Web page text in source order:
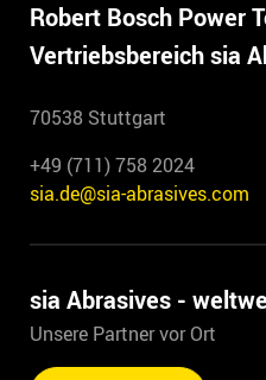
Robert Bosch Power
Vertriebsbereich sia
70538 Stuttgart
+49 (711) 758 2024
sia.de@sia-abrasives.com
sia Abrasives -
Unsere Partner vor Ort